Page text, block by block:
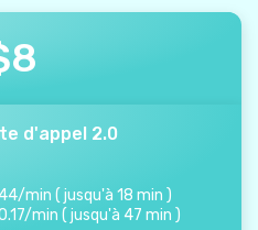
8
d'appel 2.0
/min ( jusqu'à 18 min )
/min ( jusqu'à 47 min )